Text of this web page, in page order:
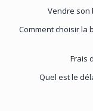
Vendre son
Comment choisir la
Frais
Quel est le